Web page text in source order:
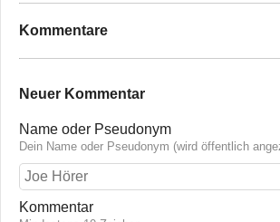
Kommentare
Neuer Kommentar
Name oder Pseudonym
Dein Name oder Pseudonym (wird öffentlich
Kommentar